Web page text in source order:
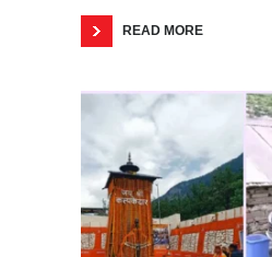
READ MORE